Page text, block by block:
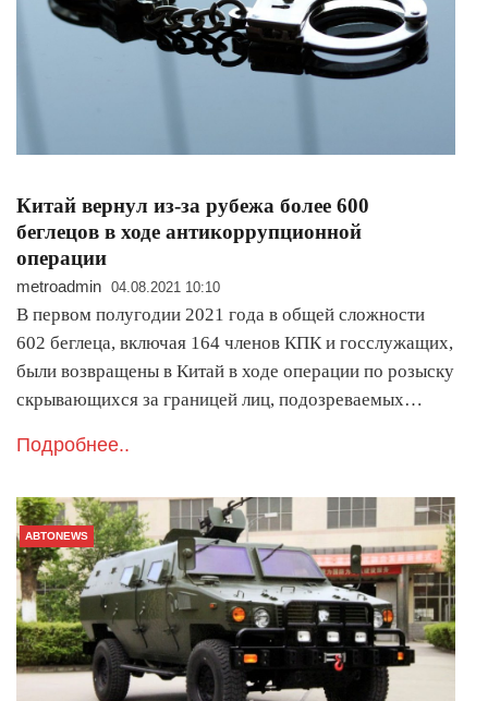
Китай вернул из-за рубежа более 600
беглецов в ходе антикоррупционной
операции
metroadmin 04.08.2021 10:10
В первом полугодии 2021 года в общей сложности
602 беглеца, включая 164 членов КПК и госслужащих,
были возвращены в Китай в ходе операции по розыску
скрывающихся за границей лиц, подозреваемых…
Подробнее..
АВТОNEWS